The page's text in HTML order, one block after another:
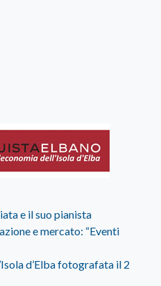
e il suo pianista
e mercato: “Eventi
d’Elba fotografata il 2